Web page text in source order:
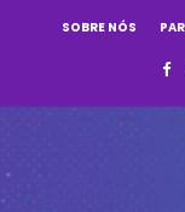
SOBRE NÓS